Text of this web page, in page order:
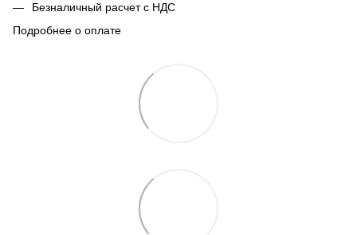
Безналичный расчет с НДС
Подробнее о оплате